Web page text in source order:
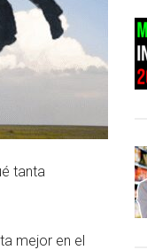
tanta
mejor en el